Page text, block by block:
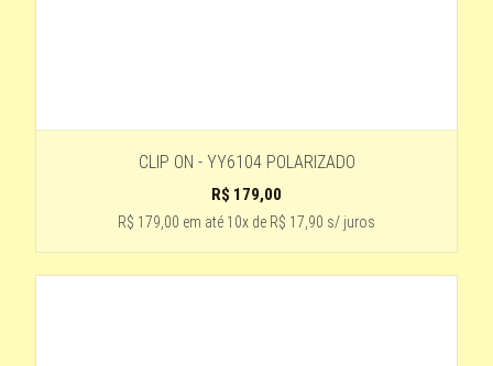
CLIP ON - YY6104 POLARIZADO
R$ 179,00
R$ 179,00 em até 10x de R$ 17,90 s/ juros